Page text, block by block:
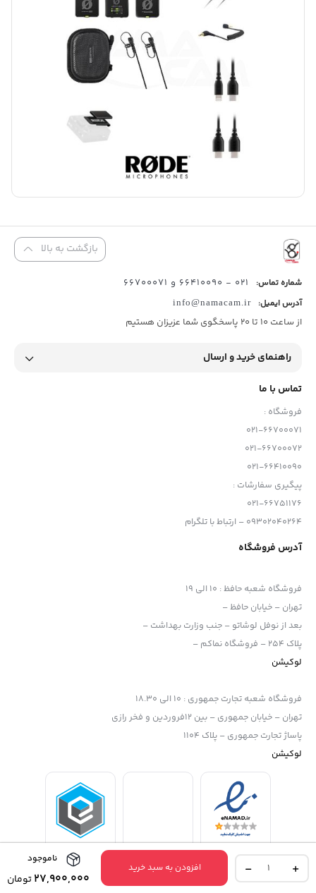
ناموجود
27,900,000تومان
میکروفون
رود
وایرلس
افزودن به سبد خرید
بازگشت به بالا
شماره تماس: 021 - 66410090 و 66700071
آدرس ایمیل: info@namacam.ir
از ساعت 10 تا 20 پاسخگوی شما عزیزان هستیم
راهنمای خرید و ارسال
تماس با ما
فروشگاه :
021-66700071
021-66700072
021-66410090
پیگیری سفارشات :
021-66751176
09302040264 – ارتباط با تلگرام
آدرس فروشگاه
فروشگاه شعبه حافظ: 10 الی 19
تهران – خیابان حافظ –
بعد از نوفل لوشاتو – جنب وزارت بهداشت –
پلاک 254 – فروشگاه نماکم –
لوکیشن
فروشگاه شعبه تجارت جمهوری : 10 الی 18.30
تهران – خیابان جمهوری – بین 12فروردین و فخر رازی
پاساژ تجارت جمهوری – پلاک 1104
لوکیشن